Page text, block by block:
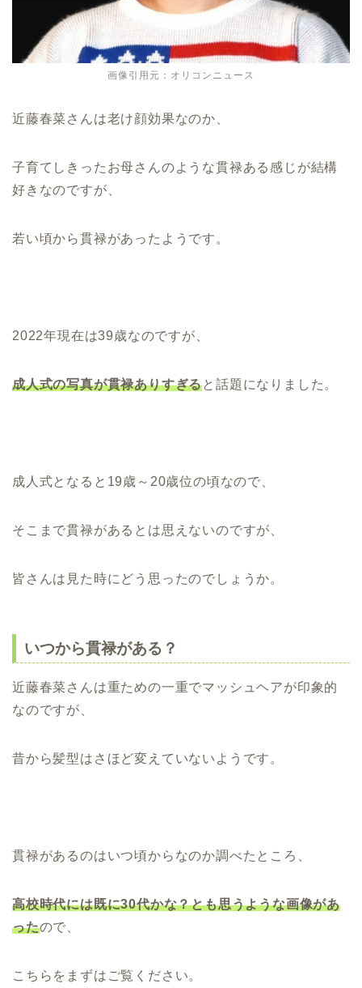
画像引用元：オリコンニュース
近藤春菜さんは老け顔効果なのか、
子育てしきったお母さんのような貫禄ある感じが結構
好きなのですが、
若い頃から貫禄があったようです。
2022年現在は39歳なのですが、
成人式の写真が貫禄ありすぎると話題になりました。
成人式となると19歳～20歳位の頃なので、
そこまで貫禄があるとは思えないのですが、
皆さんは見た時にどう思ったのでしょうか。
いつから貫禄がある？
近藤春菜さんは重ための一重でマッシュヘアが印象的
なのですが、
昔から髪型はさほど変えていないようです。
貫禄があるのはいつ頃からなのか調べたところ、
高校時代には既に30代かな？とも思うような画像があ
ったので、
こちらをまずはご覧ください。